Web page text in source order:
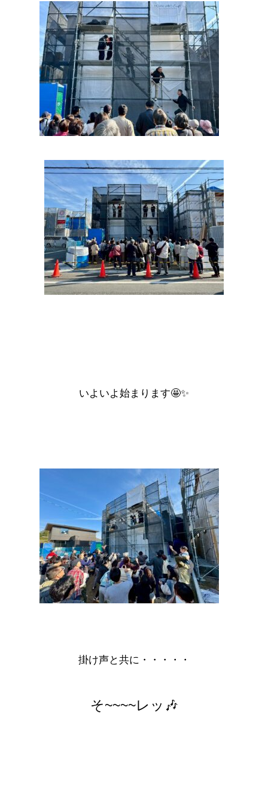
いよいよ始まります🤩✨
掛け声と共に・・・・・
そ~~~~レッ🎶